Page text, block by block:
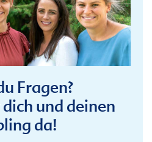
Fragen?
und deinen
da!